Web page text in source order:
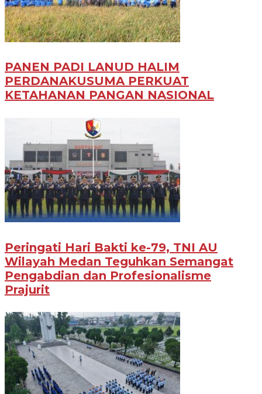
PANEN PADI LANUD HALIM
PERDANAKUSUMA PERKUAT
KETAHANAN PANGAN NASIONAL
Peringati Hari Bakti ke-79, TNI AU
Wilayah Medan Teguhkan Semangat
Pengabdian dan Profesionalisme
Prajurit